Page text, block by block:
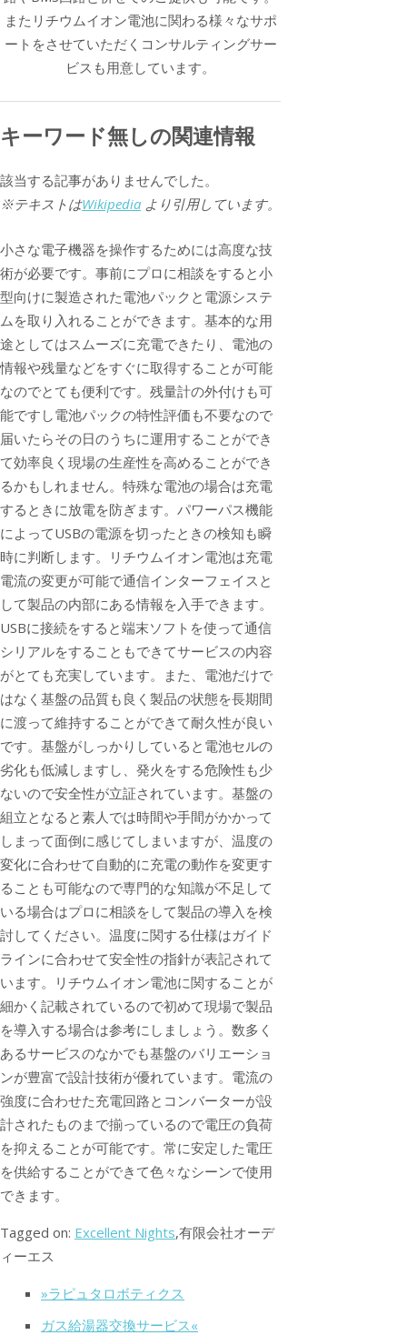
またリチウムイオン電池に関わる様々なサポ
ートをさせていただくコンサルティングサー
ビスも用意しています。
キーワード無しの関連情報
該当する記事がありませんでした。
※テキストはWikipedia より引用しています。
小さな電子機器を操作するためには高度な技
術が必要です。事前にプロに相談をすると小
型向けに製造された電池パックと電源システ
ムを取り入れることができます。基本的な用
途としてはスムーズに充電できたり、電池の
情報や残量などをすぐに取得することが可能
なのでとても便利です。残量計の外付けも可
能ですし電池パックの特性評価も不要なので
届いたらその日のうちに運用することができ
て効率良く現場の生産性を高めることができ
るかもしれません。特殊な電池の場合は充電
するときに放電を防ぎます。パワーパス機能
によってUSBの電源を切ったときの検知も瞬
時に判断します。リチウムイオン電池は充電
電流の変更が可能で通信インターフェイスと
して製品の内部にある情報を入手できます。
USBに接続をすると端末ソフトを使って通信
シリアルをすることもできてサービスの内容
がとても充実しています。また、電池だけで
はなく基盤の品質も良く製品の状態を長期間
に渡って維持することができて耐久性が良い
です。基盤がしっかりしていると電池セルの
劣化も低減しますし、発火をする危険性も少
ないので安全性が立証されています。基盤の
組立となると素人では時間や手間がかかって
しまって面倒に感じてしまいますが、温度の
変化に合わせて自動的に充電の動作を変更す
ることも可能なので専門的な知識が不足して
いる場合はプロに相談をして製品の導入を検
討してください。温度に関する仕様はガイド
ラインに合わせて安全性の指針が表記されて
います。リチウムイオン電池に関することが
細かく記載されているので初めて現場で製品
を導入する場合は参考にしましょう。数多く
あるサービスのなかでも基盤のバリエーショ
ンが豊富で設計技術が優れています。電流の
強度に合わせた充電回路とコンバーターが設
計されたものまで揃っているので電圧の負荷
を抑えることが可能です。常に安定した電圧
を供給することができて色々なシーンで使用
できます。
Tagged on: Excellent Nights,有限会社オーデ
ィーエス
»ラピュタロボティクス
ガス給湯器交換サービス«